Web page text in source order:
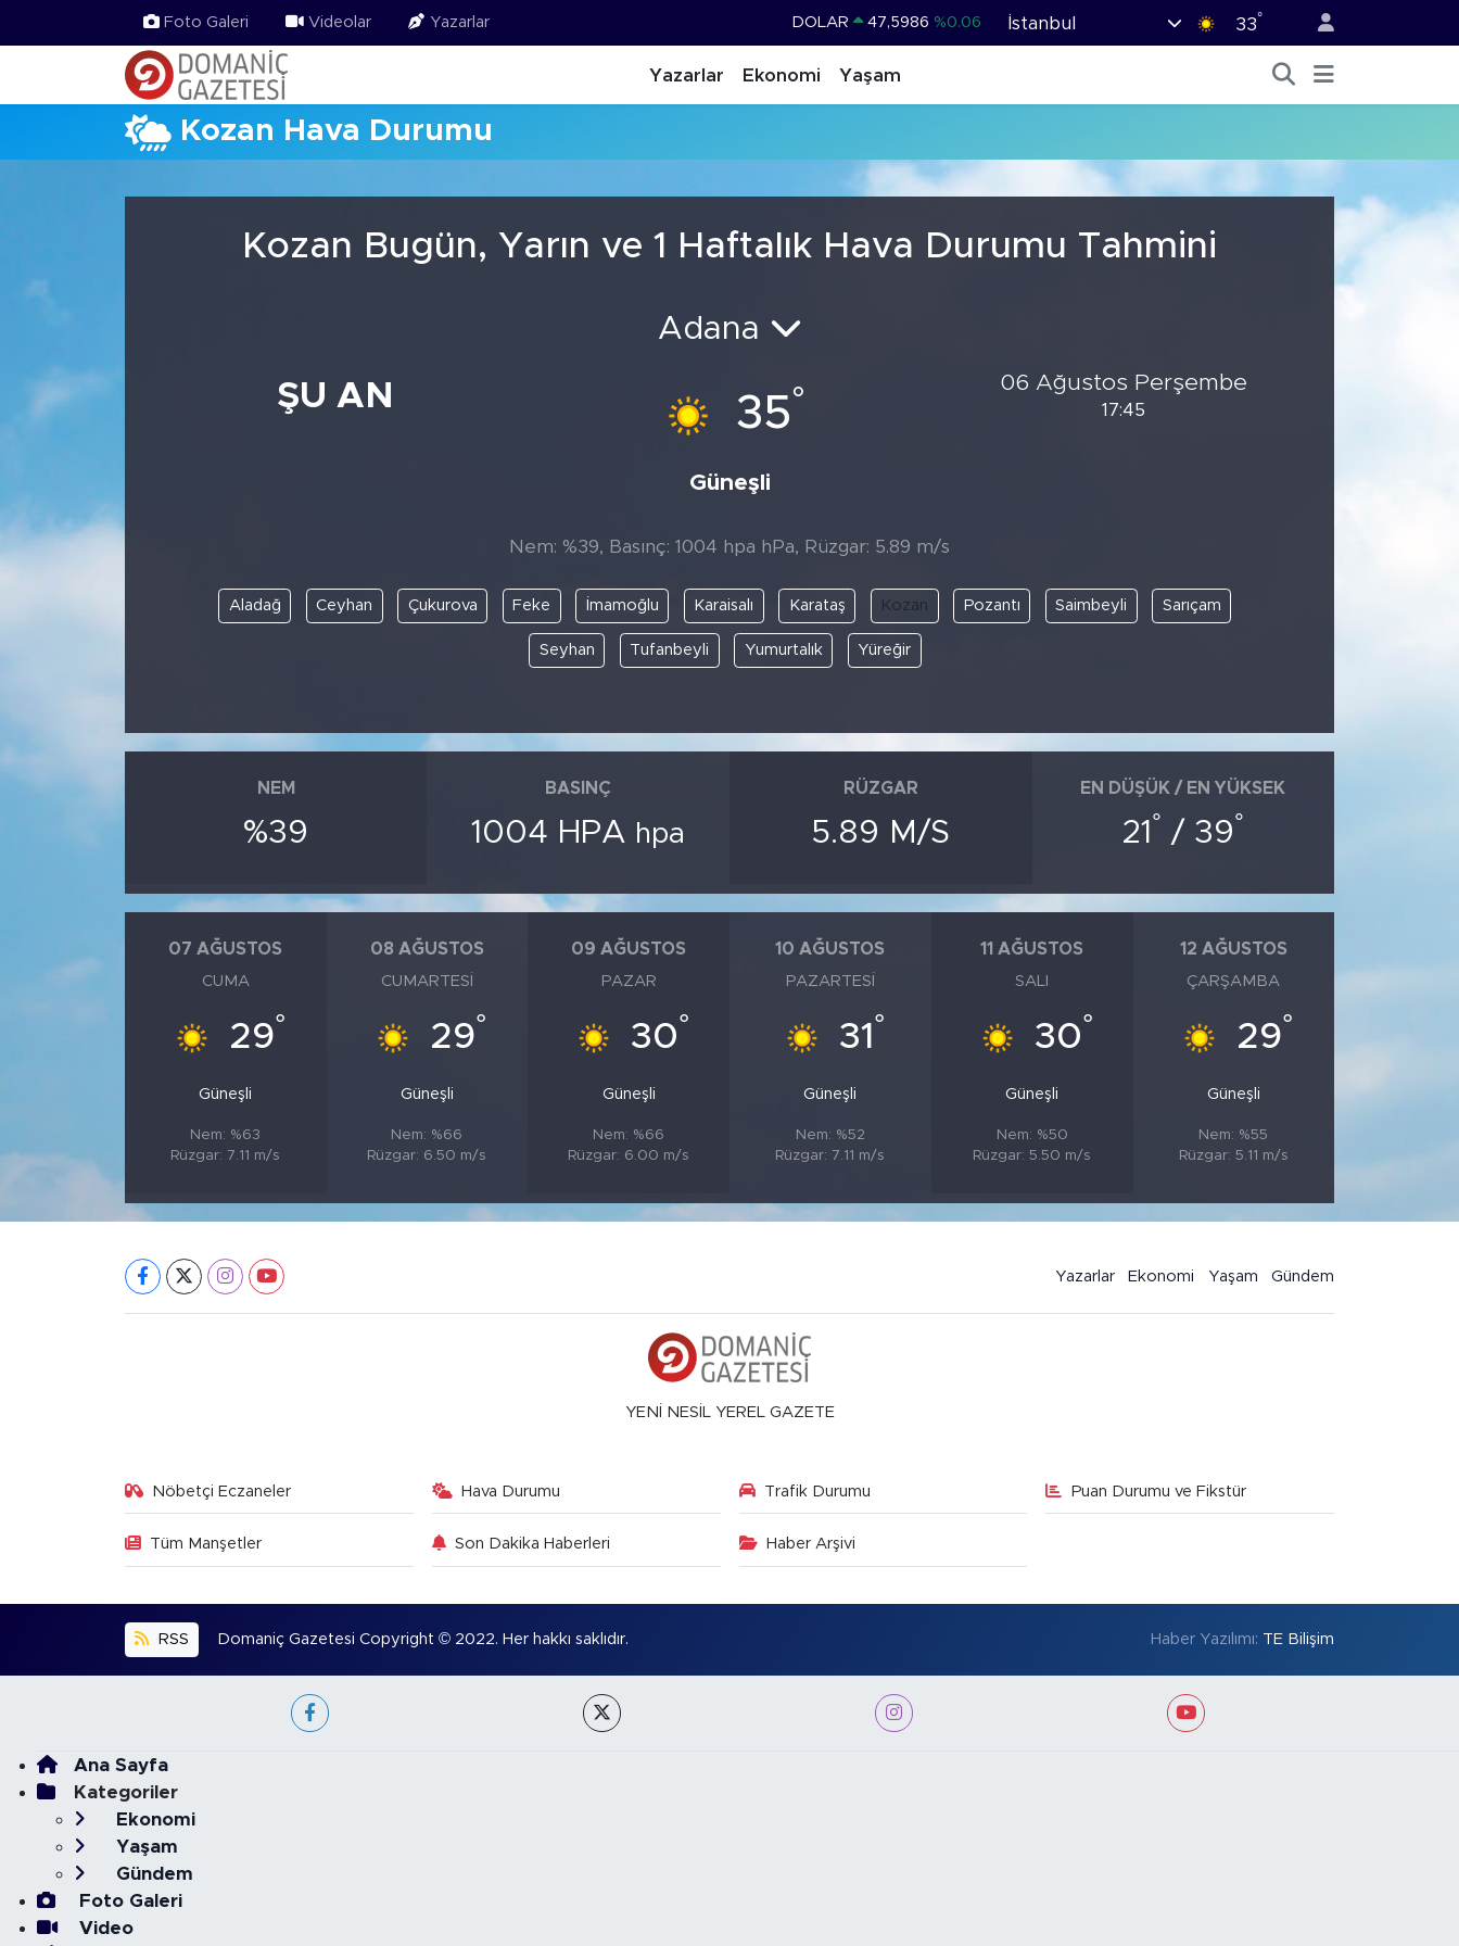
Foto Galeri Videolar Yazarlar DOLAR 47,5986 %0.06
STERLİN 64,2438 %0.21
BİST100 13.768 %48
İstanbul 33°
Yazarlar Ekonomi Yaşam
Kozan Hava Durumu
Kozan Bugün, Yarın ve 1 Haftalık Hava Durumu Tahmini
ŞU AN
Adana
35°
Güneşli
06 Ağustos Perşembe
17:45
Nem: %39, Basınç: 1004 hpa hPa, Rüzgar: 5.89 m/s
Aladağ Ceyhan Çukurova Feke İmamoğlu Karaisalı Karataş Kozan Pozantı Saimbeyli Sarıçam
Seyhan Tufanbeyli Yumurtalık Yüreğir
NEM
%39
BASINÇ
1004 HPA hpa
RÜZGAR
5.89 M/S
EN DÜŞÜK / EN YÜKSEK
21 ° / 39°
07 AĞUSTOS
CUMA
29°
Güneşli
Nem: %63
Rüzgar: 7.11 m/s
08 AĞUSTOS
CUMARTESI
29°
Güneşli
Nem: %66
Rüzgar: 6.50 m/s
09 AĞUSTOS
PAZAR
30°
Güneşli
Nem: %66
Rüzgar: 6.00 m/s
10 AĞUSTOS
PAZARTESI
31 °
Güneşli
Nem: %52
Rüzgar: 7.11 m/s
11 AĞUSTOS
SALI
30°
Güneşli
Nem: %50
Rüzgar: 5.50 m/s
12 AĞUSTOS
ÇARŞAMBA
29°
Güneşli
Nem: %55
Rüzgar: 5.11 m/s
Yazarlar Ekonomi Yaşam Gündem
YENİ NESİL YEREL GAZETE
Nöbetçi Eczaneler Hava Durumu Trafik Durumu Puan Durumu ve Fikstür
Tüm Manşetler Son Dakika Haberleri Haber Arşivi
RSS Domaniç Gazetesi Copyright © 2022. Her hakkı saklıdır. Haber Yazılımı: TE Bilişim
Ana Sayfa
Kategoriler
Ekonomi
Yaşam
Gündem
Foto Galeri
Video